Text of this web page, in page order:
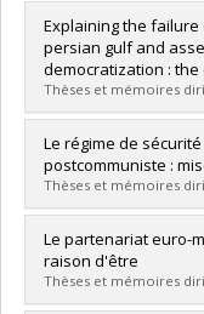
Graduate :Kane,
Cycle :Master's
Grade :M. Sc.
Lien vers le
Explaining the
persian gulf and
democratization :
Thèses et mémoires
Graduate :Kissin,
Cycle :Master's
Grade :M. Sc.
Lien vers le
Le régime de
postcommuniste :
Thèses et mémoires
Graduate :
Cycle : Doctoral
Grade :Ph. D.
Lien vers le
Le partenariat euro-
raison d'être
Thèses et mémoires